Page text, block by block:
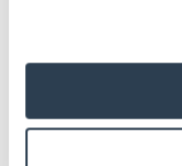
provide social
provided to them or